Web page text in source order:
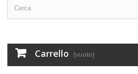
Carrello (vuoto)